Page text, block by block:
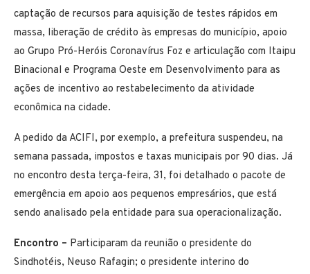
captação de recursos para aquisição de testes rápidos em
massa, liberação de crédito às empresas do município, apoio
ao Grupo Pró-Heróis Coronavírus Foz e articulação com Itaipu
Binacional e Programa Oeste em Desenvolvimento para as
ações de incentivo ao restabelecimento da atividade
econômica na cidade.
A pedido da ACIFI, por exemplo, a prefeitura suspendeu, na
semana passada, impostos e taxas municipais por 90 dias. Já
no encontro desta terça-feira, 31, foi detalhado o pacote de
emergência em apoio aos pequenos empresários, que está
sendo analisado pela entidade para sua operacionalização.
Encontro – Participaram da reunião o presidente do
Sindhotéis, Neuso Rafagin; o presidente interino do